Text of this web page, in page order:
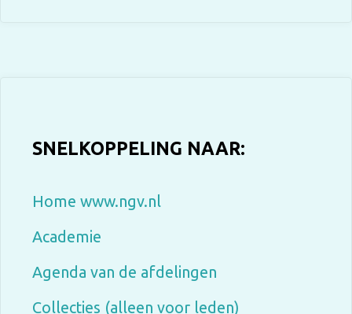
SNELKOPPELING NAAR:
Home www.ngv.nl
Academie
Agenda van de afdelingen
Collecties (alleen voor leden)